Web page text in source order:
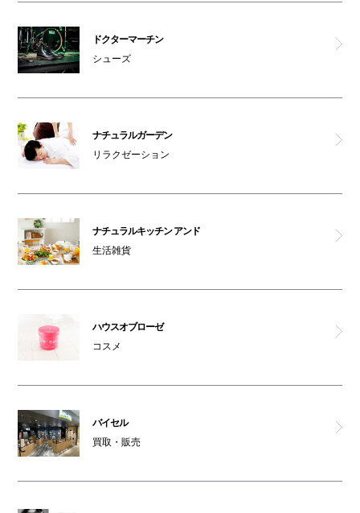
ドクターマーチン
シューズ
ナチュラルガーデン
リラクゼーション
ナチュラルキッチン アンド
生活雑貨
ハウスオブローゼ
コスメ
バイセル
買取・販売